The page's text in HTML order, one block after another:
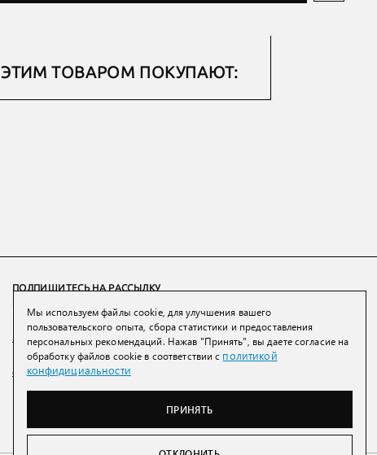
ЭТИМ ТОВАРОМ ПОКУПАЮТ:
ПОДПИШИТЕСЬ НА РАССЫЛКУ
ПОДПИСАТЬСЯ
Нажимая на кнопку вы соглашаетесь сполитикой конфиденциальности и
обработки персональных данных
Мы используем файлы cookie, для улучшения вашего
пользовательского опыта, сбора статистики и предоставления
персональных рекомендаций. Нажав "Принять", вы даете согласие на
обработку файлов cookie в соответствии с политикой
конфидициальности
ПРИНЯТЬ